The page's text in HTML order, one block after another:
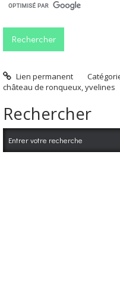
Lien permanent
château de ronqueux,yvelines
Rechercher